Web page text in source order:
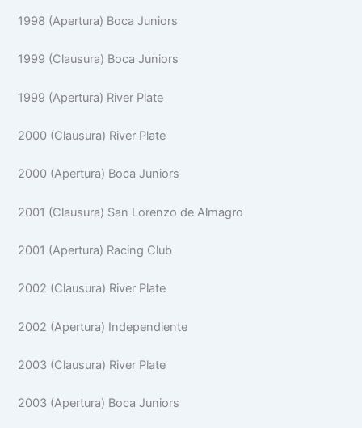
1998 (Apertura) Boca Juniors
1999 (Clausura) Boca Juniors
1999 (Apertura) River Plate
2000 (Clausura) River Plate
2000 (Apertura) Boca Juniors
2001 (Clausura) San Lorenzo de Almagro
2001 (Apertura) Racing Club
2002 (Clausura) River Plate
2002 (Apertura) Independiente
2003 (Clausura) River Plate
2003 (Apertura) Boca Juniors